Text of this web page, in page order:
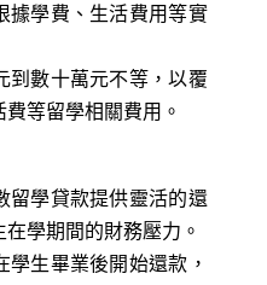
據學費、生活費用等實
到數十萬元不等，以覆
等留學相關費用。
留學貸款提供靈活的還
學期間的財務壓力。
學生畢業後開始還款，